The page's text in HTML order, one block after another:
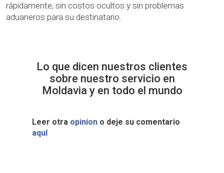
rápidamente, sin costos ocultos y sin problemas
aduaneros para su destinatario.
Lo que dicen nuestros clientes
sobre nuestro servicio en
Moldavia y en todo el mundo
Leer otra opiniono deje su comentario
aquí